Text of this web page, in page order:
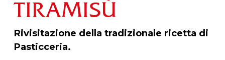
TIRAMISÙ
Rivisitazione della tradizionale ricetta di
Pasticceria.